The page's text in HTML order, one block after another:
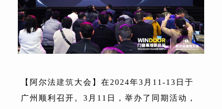
【阿尔法建筑大会】在2024年3月11-13日于
广州顺利召开。3月11日，举办了同期活动，